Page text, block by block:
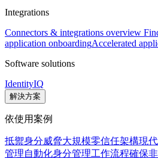
Integrations
Connectors & integrations overview
application onboardingAccelerated
Software solutions
IdentityIQ
解決方案
依使用案例
抵禦身分威脅大規模零信任架構現
管理自動化身分管理工作流程確保